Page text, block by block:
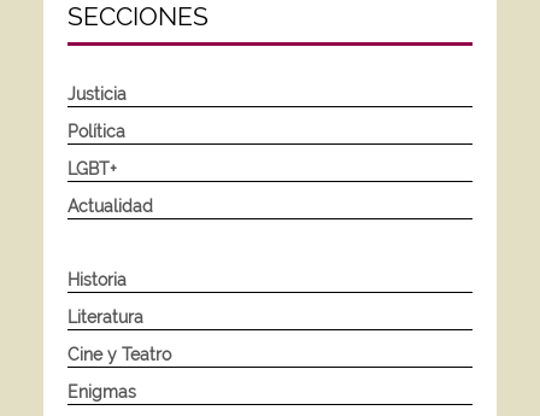
SECCIONES
Justicia
Política
LGBT+
Actualidad
Historia
Literatura
Cine y Teatro
Enigmas